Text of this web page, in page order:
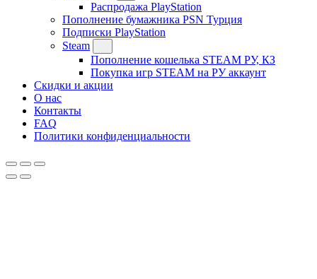
Распродажа PlayStation
Пополнение бумажника PSN Турция
Подписки PlayStation
Steam
Пополнение кошелька STEAM РУ, КЗ
Покупка игр STEAM на РУ аккаунт
Скидки и акции
О нас
Контакты
FAQ
Политики конфиденциальности